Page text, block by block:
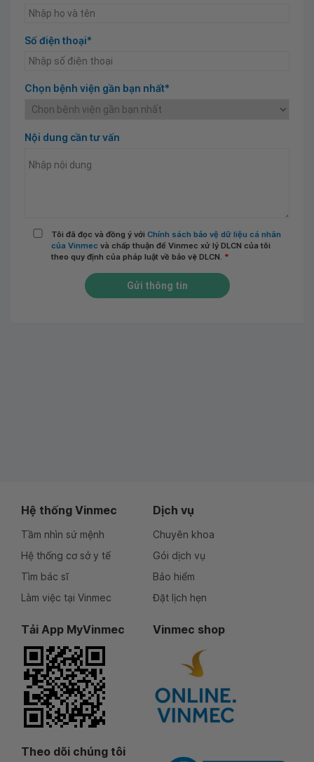
Số điện thoại*
Chọn bệnh viện gần bạn nhất*
Nội dung cần tư vấn
Tôi đã đọc và đồng ý với Chính sách bảo vệ dữ liệu cá nhân
của Vinmec và chấp thuận để Vinmec xử lý DLCN của tôi
theo quy định của pháp luật về bảo vệ DLCN. *
Gửi thông tin
Hệ thống Vinmec
Tầm nhìn sứ mệnh
Hệ thống cơ sở y tế
Tìm bác sĩ
Làm việc tại Vinmec
Dịch vụ
Chuyên khoa
Gói dịch vụ
Bảo hiểm
Đặt lịch hẹn
Tải App MyVinmec Vinmec shop
Theo dõi chúng tôi